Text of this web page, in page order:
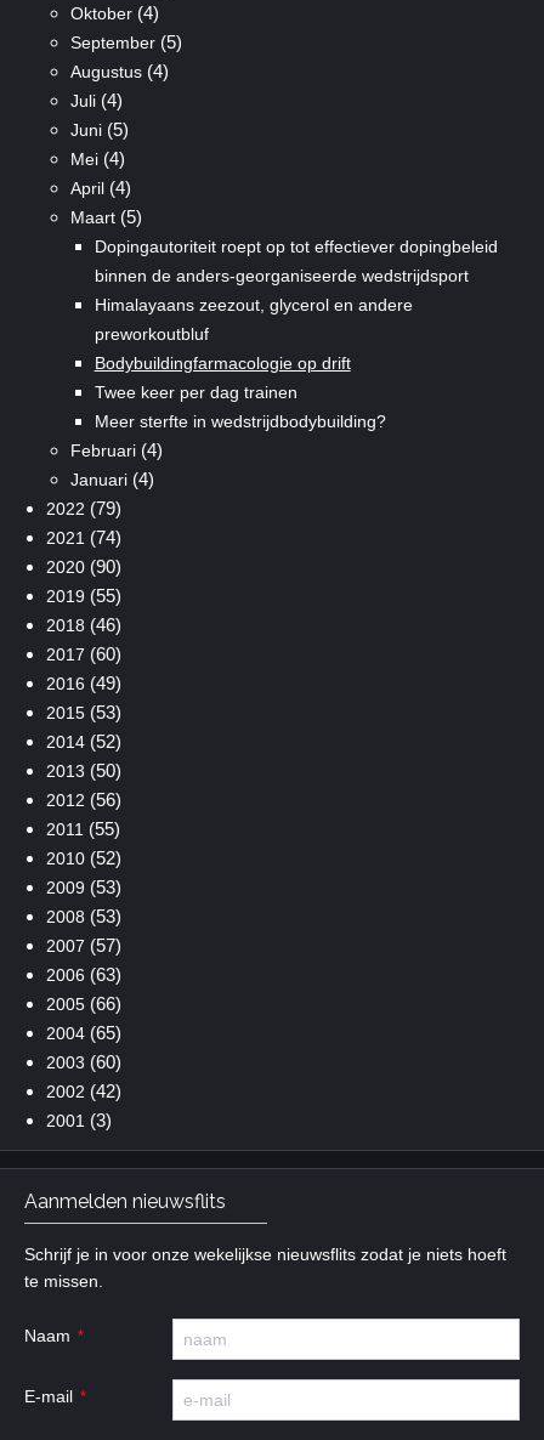
Oktober(4)
September(5)
Augustus(4)
Juli(4)
Juni(5)
Mei(4)
April(4)
Maart(5)
Dopingautoriteit roept op tot effectiever dopingbeleid
binnen de anders-georganiseerde wedstrijdsport
Himalayaans zeezout, glycerol en andere
preworkoutbluf
Bodybuildingfarmacologie op drift
Twee keer per dag trainen
Meer sterfte in wedstrijdbodybuilding?
Februari(4)
Januari(4)
2022 (79)
2021 (74)
2020(90)
2019 (55)
2018 (46)
2017 (60)
2016 (49)
2015(53)
2014(52)
2013 (50)
2012 (56)
2011 (55)
2010(52)
2009 (53)
2008 (53)
2007 (57)
2006 (63)
2005(66)
2004(65)
2003 (60)
2002 (42)
2001 (3)
Aanmelden nieuwsflits
Schrijf je in voor onze wekelijkse nieuwsflits zodat je niets hoeft
te missen.
Naam
E-mail